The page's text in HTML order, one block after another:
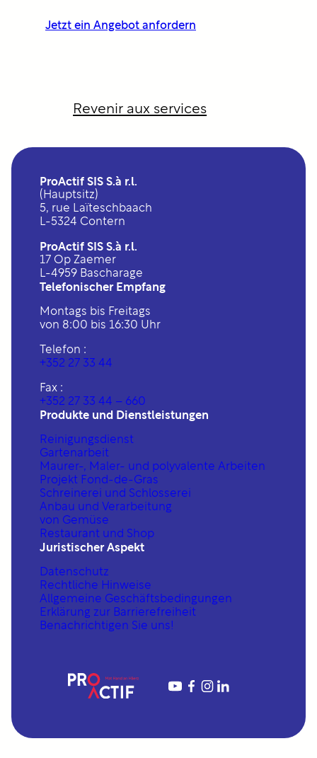
Jetzt ein Angebot anfordern
Revenir aux services
ProActif SIS S.à r.l.
(Hauptsitz)
5, rue Laïteschbaach
L-5324 Contern
ProActif SIS S.à r.l.
17 Op Zaemer
L-4959 Bascharage
Telefonischer Empfang
Montags bis Freitags
von 8:00 bis 16:30 Uhr
Telefon :
+352 27 33 44
Fax :
+352 27 33 44 – 660
Produkte und Dienstleistungen
Reinigungsdienst
Gartenarbeit
Maurer-, Maler- und polyvalente Arbeiten
Projekt Fond-de-Gras
Schreinerei und Schlosserei
Anbau und Verarbeitung
von Gemüse
Restaurant und Shop
Juristischer Aspekt
Datenschutz
Rechtliche Hinweise
Allgemeine Geschäftsbedingungen
Erklärung zur Barrierefreiheit
Benachrichtigen Sie uns!
YouTube
https://
https://
https://www.linkedin.com/company/proactif-sis-s%C3%A0rl/